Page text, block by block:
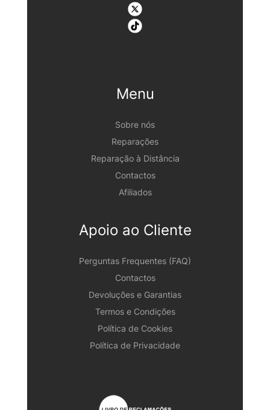
Menu
Sobre nós
Reparações
Reparação à Distância
Contactos
Afiliados
Apoio ao Cliente
Perguntas Frequentes (FAQ)
Contactos
Devoluções e Garantias
Termos e Condições
Política de Cookies
Política de Privacidade